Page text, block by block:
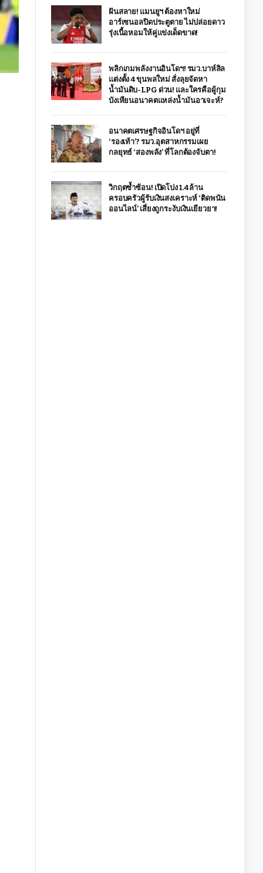
ฝันสลาย! แมนยูฯ ต้องหาใหม่
อาร์เซนอลปิดประตูตาย ไม่ปล่อยดาว
รุ่งเนื้อหอมให้คู่แข่งเด็ดขาด!
พลิกเกมพลังงานอินโดฯ! รมว.บาห์ลิล
แต่งตั้ง 4 ขุนพลใหม่ สั่งลุยจัดหา
น้ำมันดิบ-LPG ด่วน! และใครคือผู้กุม
บังเหียนอนาคตแหล่งน้ำมันอาเจะห์?
อนาคตเศรษฐกิจอินโดฯ อยู่ที่
‘รองเท้า’? รมว.อุตสาหกรรมเผย
กลยุทธ์ ‘สองพลัง’ ที่โลกต้องจับตา!
วิกฤตซ้ำซ้อน! เปิดโปง 1.4 ล้าน
ครอบครัวผู้รับเงินสงเคราะห์ ‘ติดพนัน
ออนไลน์’ เสี่ยงถูกระงับเงินเยียวยา!